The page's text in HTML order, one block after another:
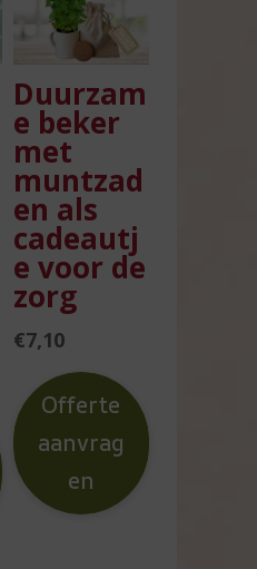
Duurzam
e beker
met
muntzad
en als
cadeautj
e voor de
zorg
€7,10
Offerte
aanvrag
en